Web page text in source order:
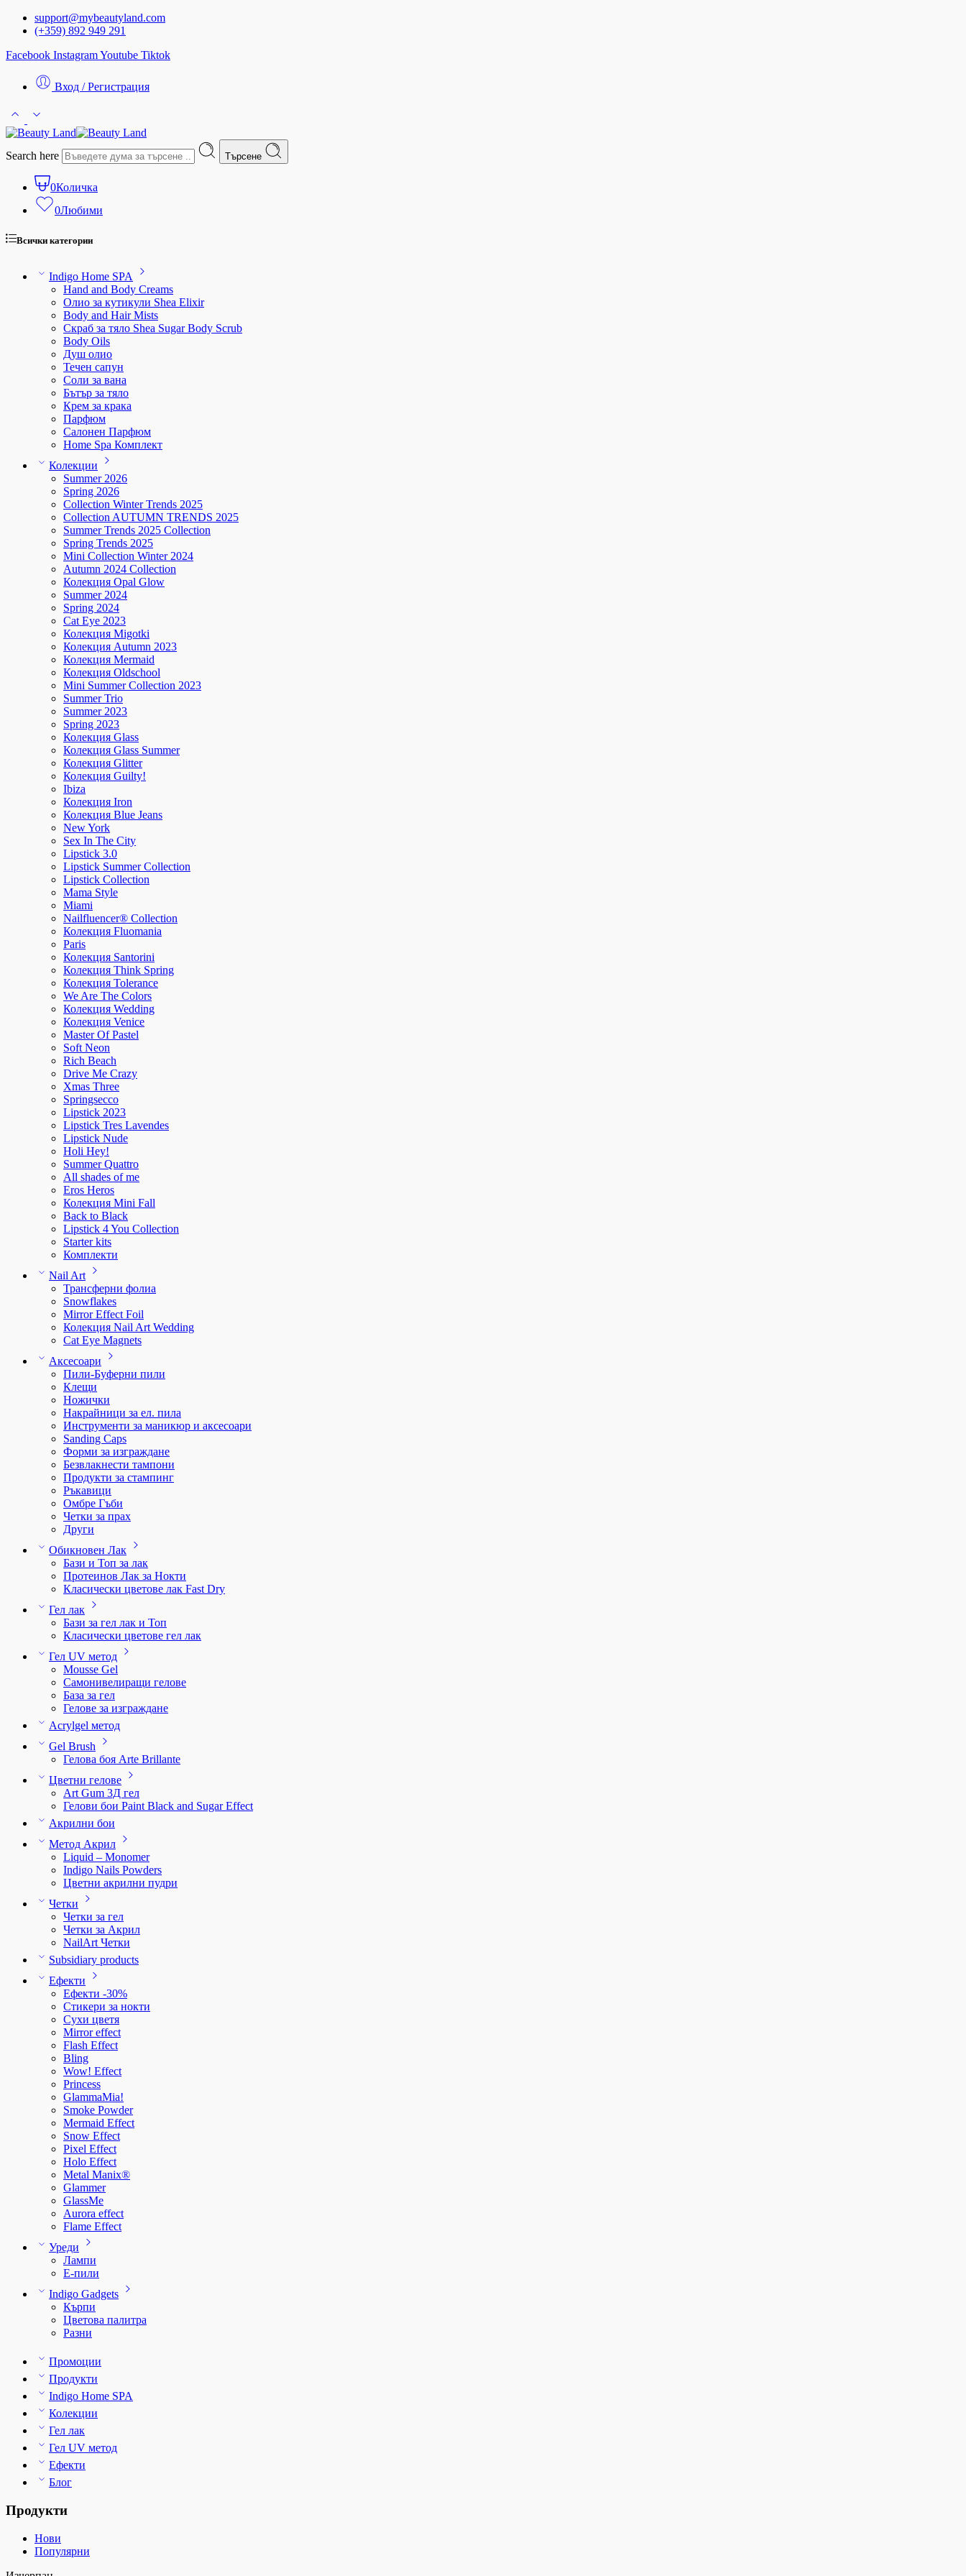
support@mybeautyland.com
(+359) 892 949 291
Facebook InstagramYoutube Tiktok
Вход / Регистрация
Search here Търсене
0Количка
0Любими
Всички категории
Indigo Home SPA
Hand and Body Creams
Олио за кутикули Shea Elixir
Body and Hair Mists
Скраб за тяло Shea Sugar Body Scrub
Body Oils
Душ олио
Течен сапун
Соли за вана
Бътър за тяло
Крем за крака
Парфюм
Салонен Парфюм
Home Spa Комплект
Колекции
Summer 2026
Spring 2026
Collection Winter Trends 2025
Collection AUTUMN TRENDS 2025
Summer Trends 2025 Collection
Spring Trends 2025
Mini Collection Winter 2024
Autumn 2024 Collection
Колекция Opal Glow
Summer 2024
Spring 2024
Cat Eye 2023
Колекция Migotki
Колекция Autumn 2023
Колекция Mermaid
Колекция Oldschool
Mini Summer Collection 2023
Summer Trio
Summer 2023
Spring 2023
Колекция Glass
Колекция Glass Summer
Колекция Glitter
Колекция Guilty!
Ibiza
Колекция Iron
Колекция Blue Jeans
New York
Sex In The City
Lipstick 3.0
Lipstick Summer Collection
Lipstick Collection
Mama Style
Miami
Nailfluencer® Collection
Колекция Fluomania
Paris
Колекция Santorini
Колекция Think Spring
Колекция Tolerance
We Are The Colors
Колекция Wedding
Колекция Venice
Master Of Pastel
Soft Neon
Rich Beach
Drive Me Crazy
Xmas Three
Springsecco
Lipstick 2023
Lipstick Tres Lavendes
Lipstick Nude
Holi Hey!
Summer Quattro
All shades of me
Eros Heros
Колекция Mini Fall
Back to Black
Lipstick 4 You Collection
Starter kits
Комплекти
Nail Art
Трансферни фолиа
Snowflakes
Mirror Effect Foil
Колекция Nail Art Wedding
Cat Eye Magnets
Аксесоари
Пили-Буферни пили
Клещи
Ножички
Накрайници за ел. пила
Инструменти за маникюр и аксесоари
Sanding Caps
Форми за изграждане
Безвлакнести тампони
Продукти за стампинг
Ръкавици
Омбре Гъби
Четки за прах
Други
Обикновен Лак
Бази и Топ за лак
Протеинов Лак за Нокти
Класически цветове лак Fast Dry
Гел лак
Бази за гел лак и Топ
Класически цветове гел лак
Гел UV метод
Mousse Gel
Самонивелиращи гелове
База за гел
Гелове за изграждане
Acrylgel метод
Gel Brush
Гелова боя Arte Brillante
Цветни гелове
Art Gum 3Д гел
Гелови бои Paint Black and Sugar Effect
Акрилни бои
Метод Акрил
Liquid – Monomer
Indigo Nails Powders
Цветни акрилни пудри
Четки
Четки за гел
Четки за Акрил
NailArt Четки
Subsidiary products
Ефекти
Ефекти -30%
Стикери за нокти
Сухи цветя
Mirror effect
Flash Effect
Bling
Wow! Effect
Princess
GlammaMia!
Smoke Powder
Mermaid Effect
Snow Effect
Pixel Effect
Holo Effect
Metal Manix®
Glammer
GlassMe
Aurora effect
Flame Effect
Уреди
Лампи
E-пили
Indigo Gadgets
Кърпи
Цветова палитра
Разни
Промоции
Продукти
Indigo Home SPA
Колекции
Гел лак
Гел UV метод
Ефекти
Блог
Продукти
Нови
Популярни